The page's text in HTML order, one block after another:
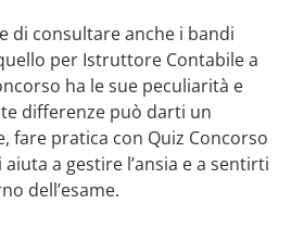
di consultare anche i bandi
per Istruttore Contabile a
ha le sue peculiarità e
differenze può darti un
fare pratica con Quiz Concorso
aiuta a gestire l’ansia e a sentirti
dell’esame.